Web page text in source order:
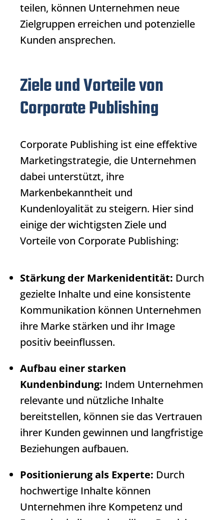
teilen, können Unternehmen neue
Zielgruppen erreichen und potenzielle
Kunden ansprechen.
Ziele und Vorteile von
Corporate Publishing
Corporate Publishing ist eine effektive
Marketingstrategie, die Unternehmen
dabei unterstützt, ihre
Markenbekanntheit und
Kundenloyalität zu steigern. Hier sind
einige der wichtigsten Ziele und
Vorteile von Corporate Publishing:
Stärkung der Markenidentität: Durch
gezielte Inhalte und eine konsistente
Kommunikation können Unternehmen
ihre Marke stärken und ihr Image
positiv beeinflussen.
Aufbau einer starken
Kundenbindung: Indem Unternehmen
relevante und nützliche Inhalte
bereitstellen, können sie das Vertrauen
ihrer Kunden gewinnen und langfristige
Beziehungen aufbauen.
Positionierung als Experte: Durch
hochwertige Inhalte können
Unternehmen ihre Kompetenz und